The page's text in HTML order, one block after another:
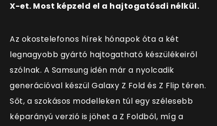
X-et. Most képzeld el a hajtogatósdi nélkül.
Az okostelefonos hírek hónapok óta a két
legnagyobb gyártó hajtogatható készülékeiről
szólnak. A Samsung idén már a nyolcadik
generációval készül Galaxy Z Fold és Z Flip téren.
Sőt, a szokásos modelleken túl egy szélesebb
képarányú verzió is jöhet a Z Foldból, míg a